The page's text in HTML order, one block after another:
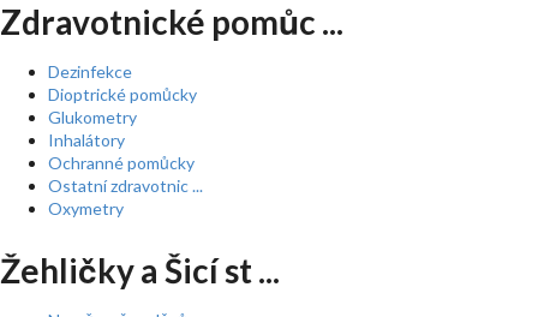
Zdravotnické pomůc ...
Dezinfekce
Dioptrické pomůcky
Glukometry
Inhalátory
Ochranné pomůcky
Ostatní zdravotnic ...
Oxymetry
Žehličky a Šicí st ...